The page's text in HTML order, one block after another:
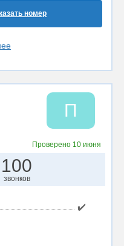
номер
П
Проверено 10 июня
100
звонков
✔️